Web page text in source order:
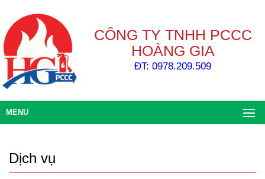
CÔNG TY TNHH PCCC
HOÀNG GIA
ĐT: 0978.209.509
MENU
Dịch vụ